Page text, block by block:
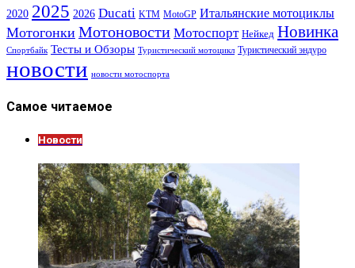
2020 2025 2026 Ducati KTM MotoGP Итальянские мотоциклы
Мотогонки Мотоновости Мотоспорт Нейкед Новинка
Спортбайк Тесты и Обзоры Туристический мотоцикл Туристический эндуро
новости новости мотоспорта
Самое читаемое
Новости